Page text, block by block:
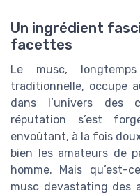
Un ingrédient
facettes
Le musc,
traditionnelle, occupe
dans l’univers des
réputation s’est
envoûtant, à la fois
bien les amateurs de
homme. Mais qu’est-
musc devastating des